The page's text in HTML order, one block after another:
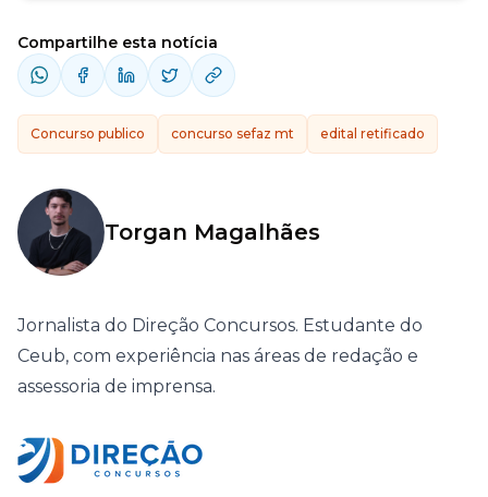
Compartilhe esta notícia
Concurso publico concurso sefaz mt edital retificado
Torgan Magalhães
Jornalista do Direção Concursos. Estudante do
Ceub, com experiência nas áreas de redação e
assessoria de imprensa.